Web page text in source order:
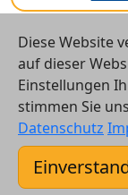
© 2026
Kontakt
Diese Website
auf dieser
Einstellungen
stimmen Sie
Datenschutz